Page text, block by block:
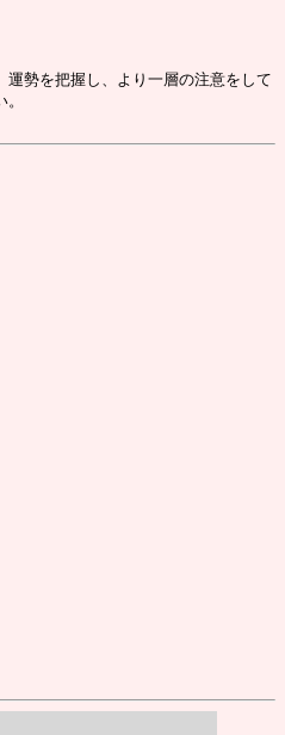
勢を把握し、より一層の注意をして